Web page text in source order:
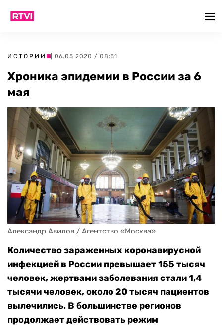
ИСТОРИИ | 06.05.2020 / 08:51
Хроника эпидемии в России за 6
мая
Александр Авилов / Агентство «Москва»
Количество зараженных коронавирусной
инфекцией в России превышает 155 тысяч
человек, жертвами заболевания стали 1,4
тысячи человек, около 20 тысяч пациентов
вылечились. В большинстве регионов
продолжает действовать режим